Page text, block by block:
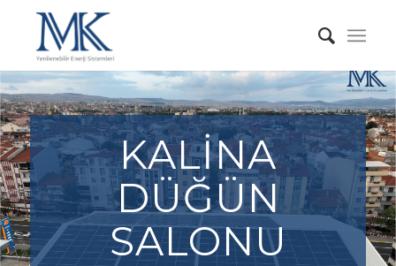
KALİNA
DÜĞÜN
SALONU